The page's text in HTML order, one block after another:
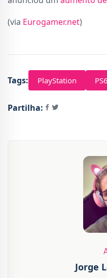
(via Eurogamer.net)
Tags: PlayStation PS6
Partilha:
Jorge